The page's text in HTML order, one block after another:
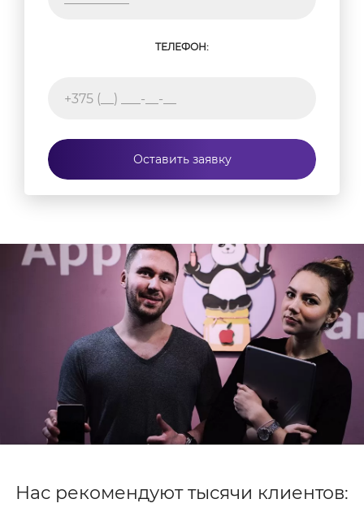
ТЕЛЕФОН:
Оставить заявку
Нас рекомендуют тысячи клиентов: